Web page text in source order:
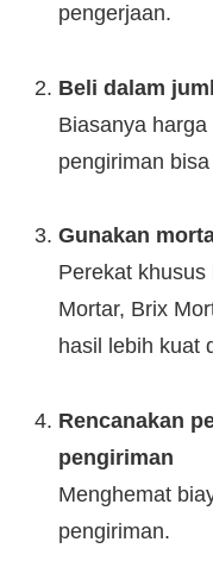
pengerjaan.
Beli dalam
Biasanya harga
pengiriman
Gunakan
Perekat
Mortar, Brix
hasil lebih kuat
Rencanakan
pengiriman
Menghemat
pengiriman.